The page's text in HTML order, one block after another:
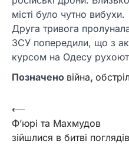
місті було чутно вибухи.
Друга тривога
ЗСУ попередили, що з
курсом на Одесу
Позначено війна, обстріл
Навігація
записів
⟵
Ф’юрі та Махмудов
зійшлися в битві поглядів